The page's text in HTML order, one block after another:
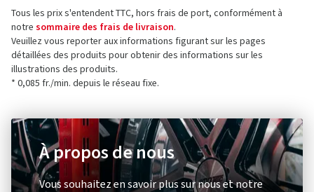
Tous les prix s'entendent TTC, hors frais de port, conformément à
notre sommaire des frais de livraison.
Veuillez vous reporter aux informations figurant sur les pages
détaillées des produits pour obtenir des informations sur les
illustrations des produits.
* 0,085 fr./min. depuis le réseau fixe.
À propos de nous
Vous souhaitez en savoir plus sur nous et notre